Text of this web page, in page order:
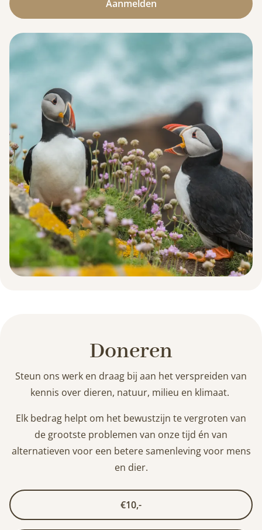
Aanmelden
Doneren
Steun ons werk en draag bij aan het verspreiden van
kennis over dieren, natuur, milieu en klimaat.
Elk bedrag helpt om het bewustzijn te vergroten van
de grootste problemen van onze tijd én van
alternatieven voor een betere samenleving voor mens
en dier.
€10,-